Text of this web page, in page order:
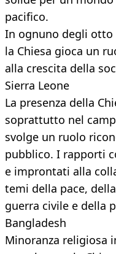
pacifico.
In ognuno degli otto
la Chiesa gioca un
alla crescita della
Sierra Leone
La presenza della
soprattutto nel
svolge un ruolo
pubblico. I rapporti
e improntati alla
temi della pace,
guerra civile e della
Bangladesh
Minoranza religiosa